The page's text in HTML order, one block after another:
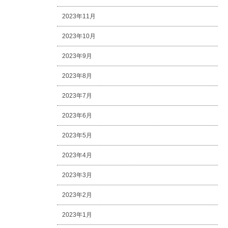
2023年11月
2023年10月
2023年9月
2023年8月
2023年7月
2023年6月
2023年5月
2023年4月
2023年3月
2023年2月
2023年1月